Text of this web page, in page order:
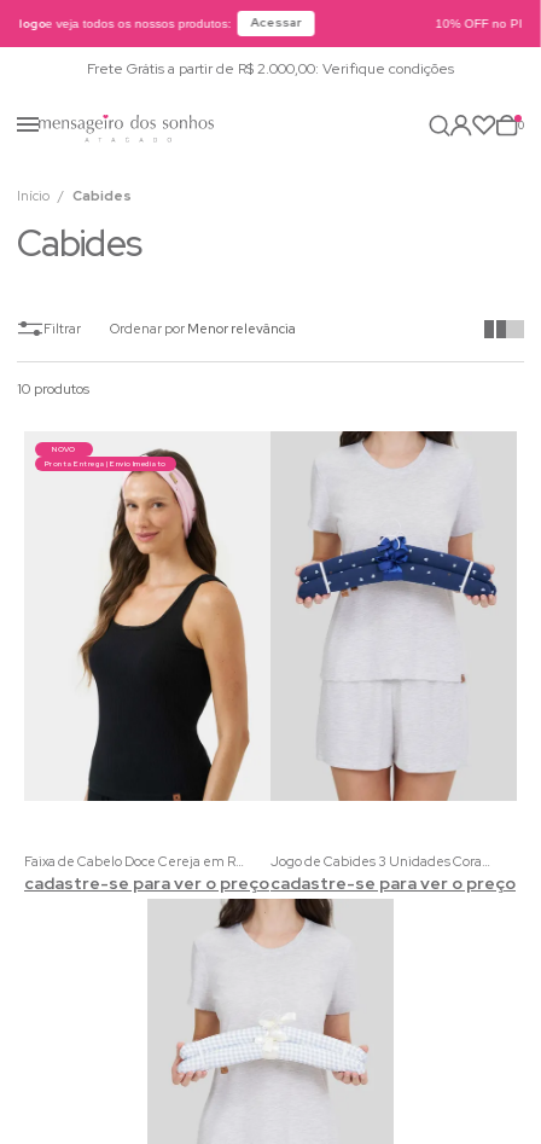
e veja todos os nossos produtos: Acessar 10% OFF no PIX
Frete Grátis a partir de R$ 2.000,00: Verifique condições
0
Início Cabides
Cabides
Ordenar por Menor relevância
10 produtos
NOVO
Pronta Entrega | Envio Imediato
Faixa de Cabelo Doce Cereja em Ribana | Acessório Confortável e Charmoso
cadastre-se para ver o preço
Jogo de Cabides 3 Unidades Corações coloridos
cadastre-se para ver o preço